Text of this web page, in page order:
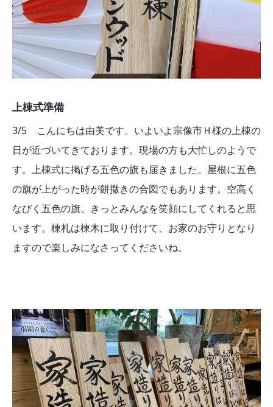
SNS
上棟式準備
3/5 こんにちは由美です。いよいよ宗像市Ｈ様の上棟の
日が近づいてきております。現場の方も大忙しのようで
す。上棟式に掲げる五色の旗も届きました。屋根に五色
の旗が上がった時が餅撒きの合図でもあります。空高く
なびく五色の旗、きっとみんなを笑顔にしてくれると思
います。棟札は棟木に取り付けて、お家のお守りとなり
ますので楽しみになさってくださいね。